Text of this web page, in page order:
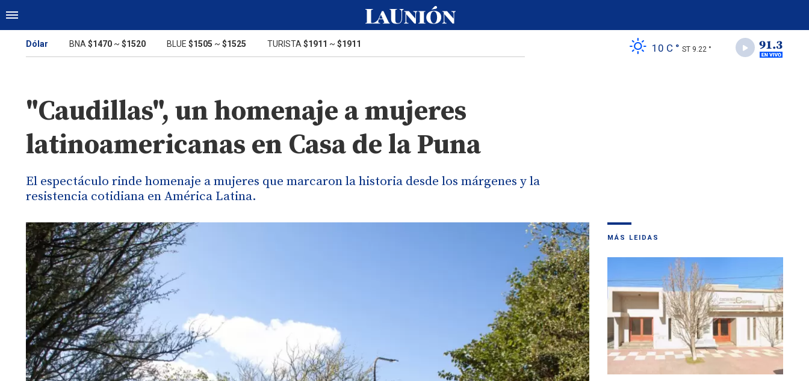
Dólar BNA $1470 ~ $1520 BLUE $1505 ~ $1525 TURISTA $1911 ~ $1911 10 C ° ST 9.22 °
"Caudillas", un homenaje a mujeres
latinoamericanas en Casa de la Puna
El espectáculo rinde homenaje a mujeres que marcaron la historia desde los márgenes y la
resistencia cotidiana en América Latina.
MÁS LEIDAS